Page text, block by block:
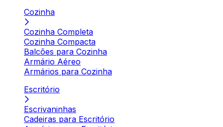
Cozinha
Cozinha Completa
Cozinha Compacta
Balcões para Cozinha
Armário Aéreo
Armários para Cozinha
Escritório
Escrivaninhas
Cadeiras para Escritório